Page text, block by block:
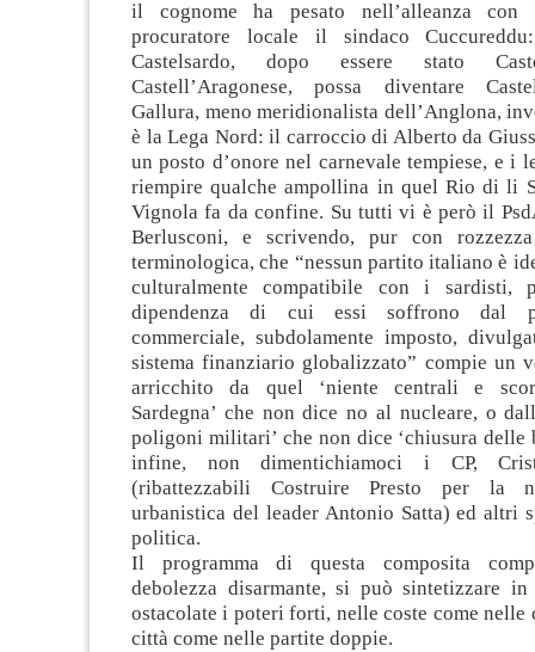
il cognome ha pesato nell’alleanza
procuratore locale il sindaco
Castelsardo, dopo essere stato
Castell’Aragonese, possa diventare
Gallura, meno meridionalista dell’Anglona,
è la Lega Nord: il carroccio di Alberto da
un posto d’onore nel carnevale tempiese, e i
riempire qualche ampollina in quel Rio di li
Vignola fa da confine. Su tutti vi è però il
Berlusconi, e scrivendo, pur con
terminologica, che “nessun partito italiano è
culturalmente compatibile con i sardisti,
dipendenza di cui essi soffrono dal
commerciale, subdolamente imposto,
sistema finanziario globalizzato” compie un
arricchito da quel ‘niente centrali e
Sardegna’ che non dice no al nucleare, o
poligoni militari’ che non dice ‘chiusura delle
infine, non dimentichiamoci i CP,
(ribattezzabili Costruire Presto per la
urbanistica del leader Antonio Satta) ed altri
politica.
Il programma di questa composita
debolezza disarmante, si può sintetizzare
ostacolate i poteri forti, nelle coste come nelle
città come nelle partite doppie.